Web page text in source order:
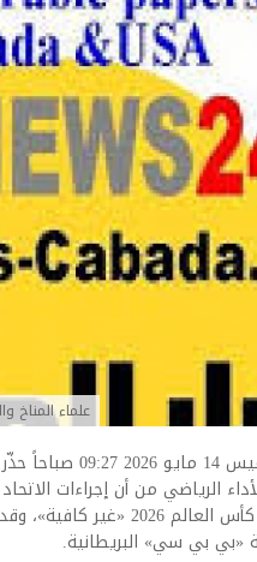
علماء
اخبار العرب -
الرياضي من أن إجراءات
بالحماية من الحرارة خلال
«بي بي سي» البريطانية.